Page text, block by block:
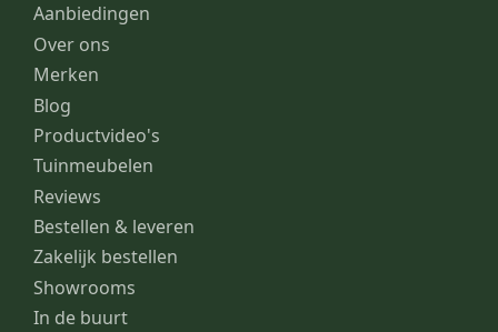
Aanbiedingen
Over ons
Merken
Blog
Productvideo's
Tuinmeubelen
Reviews
Bestellen & leveren
Zakelijk bestellen
Showrooms
In de buurt